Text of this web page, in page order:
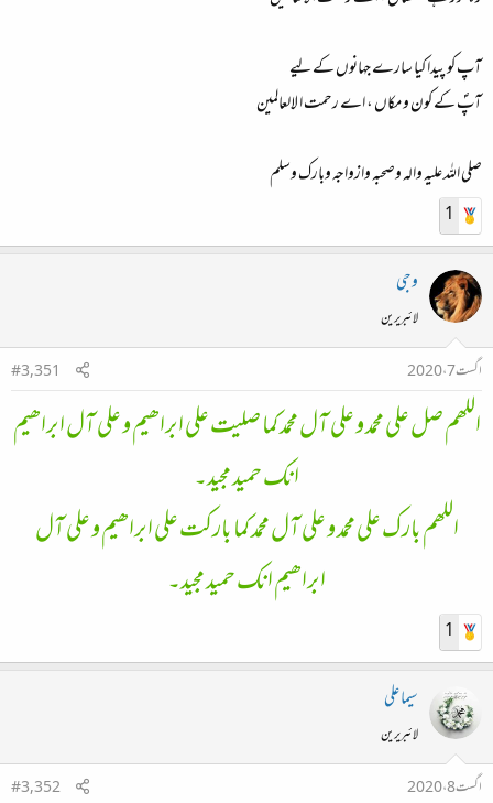
آپ کو پیدا کیا سارے جہانوں کے لیے
آپؐ کے کون و مکاں ، اے رحمت ا لالعالمین
صلی اللہ علیہ والہ وصحبہ وازواجہ وبارک وسلم
1
وجی
لائبریرین
اگست 7، 2020
#3,351
اللھم صل علی محمد و علی آل محمد کما صلیت علی ابراھیم و علی آل ابراھیم
انك حمید مجید۔
اللھم بارك علی محمد و علی آل محمد کما بارکت علی ابراھیم و علی آل
ابراھیم انك حمید مجید۔
1
سیما علی
لائبریرین
اگست 8، 2020
#3,352